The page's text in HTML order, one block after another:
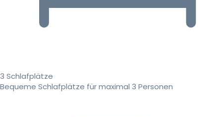
3 Schlafplätze
Bequeme Schlafplätze für maximal 3 Personen